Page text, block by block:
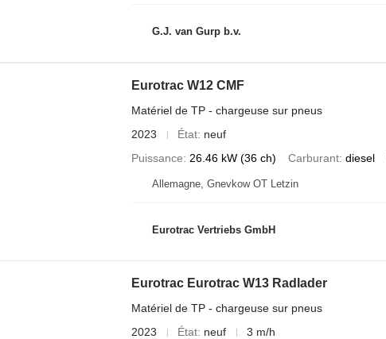
G.J. van Gurp b.v.
Eurotrac W12 CMF
Matériel de TP - chargeuse sur pneus
2023
État neuf
Puissance
26.46 kW (36 ch) Carburant diesel
Allemagne, Gnevkow OT Letzin
Eurotrac Vertriebs GmbH
Eurotrac Eurotrac W13 Radlader
Matériel de TP - chargeuse sur pneus
2023
État neuf
3 m/h